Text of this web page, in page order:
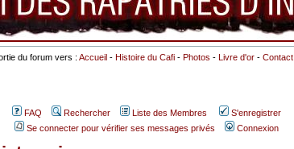
du forum vers : Accueil - Histoire du Cafi - Photos - Livre d'or - Contact
FAQ Rechercher Liste des Membres
S'enregistrer
Se connecter pour vérifier ses messages privés
Connexion